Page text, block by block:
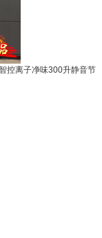
控离子净味300升静音节